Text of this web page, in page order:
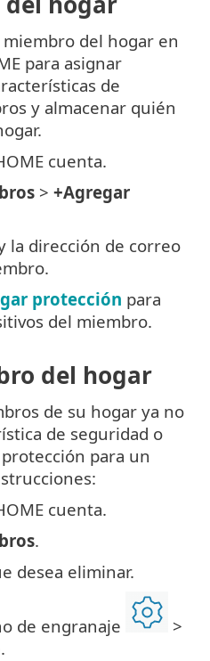
del hogar en
para asignar
de
y almacenar quién
cuenta.
> +Agregar
la dirección de correo
protección para
del miembro.
del hogar
de su hogar ya no
de seguridad o
para un
cuenta.
.
desea eliminar.
de engranaje
>
.